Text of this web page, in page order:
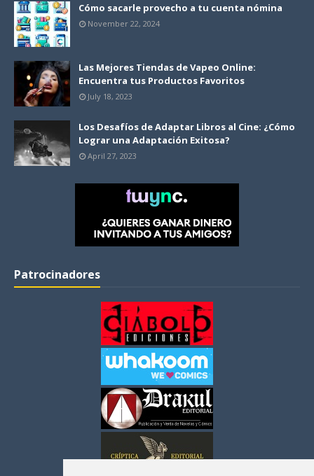
Cómo sacarle provecho a tu cuenta nómina
November 22, 2024
Las Mejores Tiendas de Vapeo Online:
Encuentra tus Productos Favoritos
July 18, 2023
Los Desafíos de Adaptar Libros al Cine: ¿Cómo
Lograr una Adaptación Exitosa?
April 27, 2023
Patrocinadores